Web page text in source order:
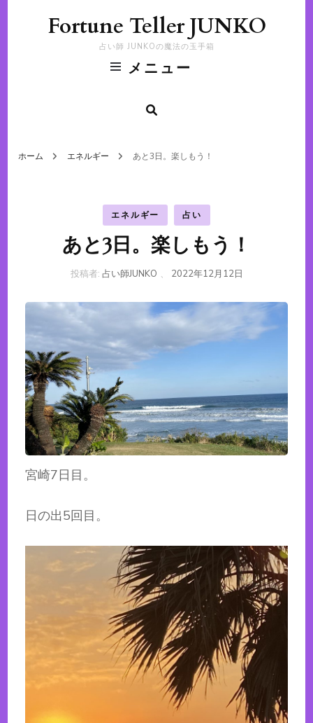
Fortune Teller JUNKO
占い師 JUNKOの魔法の玉手箱
メニュー
ホーム エネルギー あと3日。楽しもう！
エネルギー 占い
あと3日。楽しもう！
投稿者: 占い師JUNKO 、 2022年12月12日
宮崎7日目。
日の出5回目。